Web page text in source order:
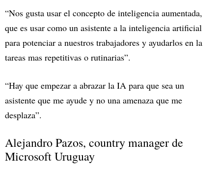
“Nos gusta usar el concepto de inteligencia aumentada,
que es usar como un asistente a la inteligencia artificial
para potenciar a nuestros trabajadores y ayudarlos en la
tareas mas repetitivas o rutinarias”.
“Hay que empezar a abrazar la IA para que sea un
asistente que me ayude y no una amenaza que me
desplaza”.
Alejandro Pazos, country manager de
Microsoft Uruguay